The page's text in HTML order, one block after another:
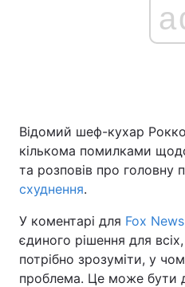
Відомий шеф-кухар Рокко
кількома помилками
та розповів про головну
схуднення.
У коментарі для Fox News
єдиного рішення для
потрібно зрозуміти, у
проблема. Це може бути